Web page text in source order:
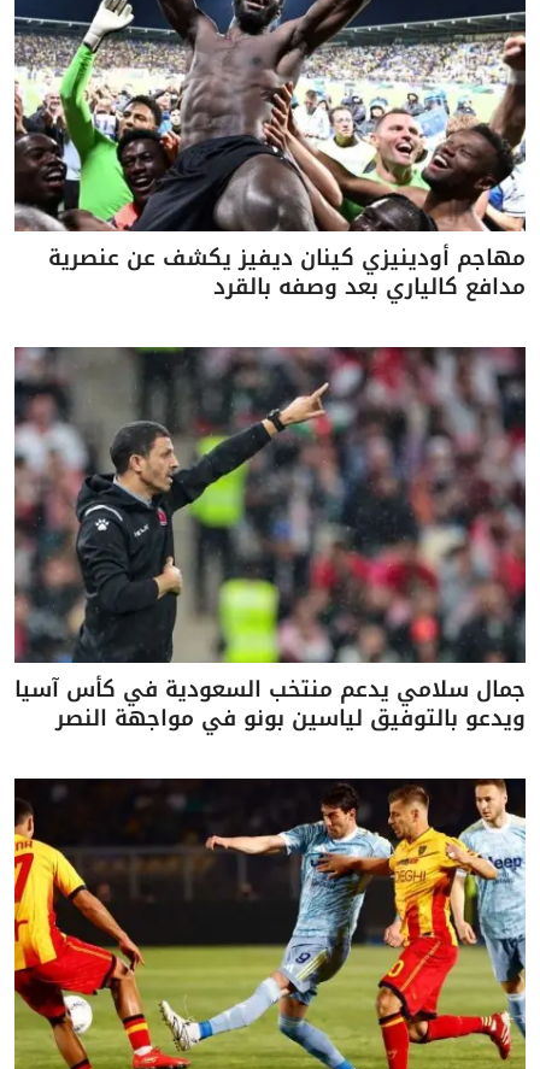
مهاجم أودينيزي كينان ديفيز يكشف عن عنصرية
مدافع كالياري بعد وصفه بالقرد
جمال سلامي يدعم منتخب السعودية في كأس آسيا
ويدعو بالتوفيق لياسين بونو في مواجهة النصر